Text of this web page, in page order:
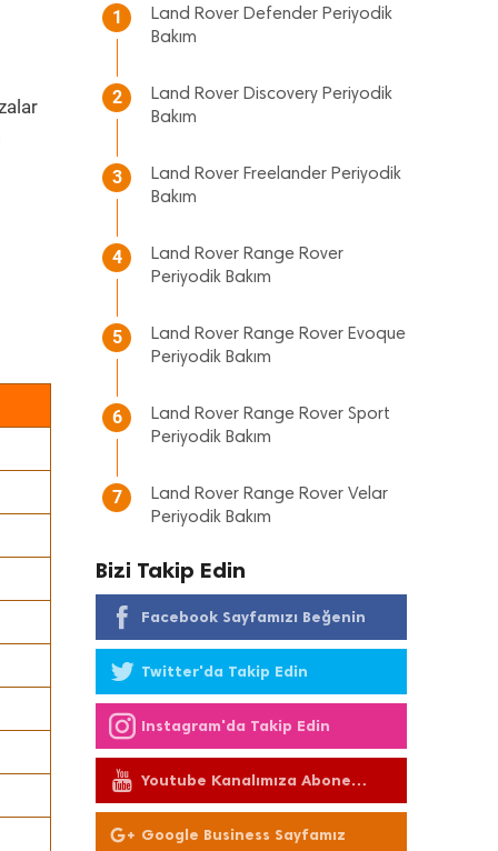
1
Land Rover Defender Periyodik
Bakım
2
Land Rover Discovery Periyodik
Bakım
3
Land Rover Freelander Periyodik
Bakım
4
Land Rover Range Rover
Periyodik Bakım
5
Land Rover Range Rover Evoque
Periyodik Bakım
6
Land Rover Range Rover Sport
Periyodik Bakım
7
Land Rover Range Rover Velar
Periyodik Bakım
Bizi Takip Edin
Facebook Sayfamızı Beğenin
Twitter'da Takip Edin
Instagram'da Takip Edin
Youtube Kanalımıza Abone
Olun
Google Business Sayfamız